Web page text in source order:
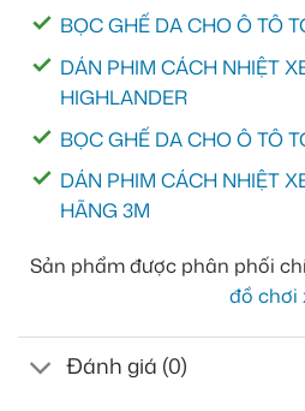
BỌC GHẾ DA CHO Ô TÔ
DÁN PHIM CÁCH NHIỆT
HIGHLANDER
BỌC GHẾ DA CHO Ô TÔ
DÁN PHIM CÁCH NHIỆT
HÃNG 3M
Sản phẩm được phân phối
đồ chơi
Đánh giá (0)